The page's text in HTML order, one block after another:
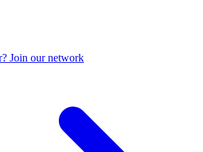
Join our network